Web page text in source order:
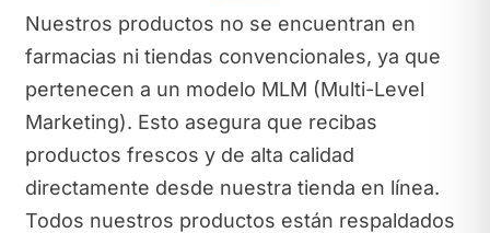
Nuestros productos no se encuentran en
farmacias ni tiendas convencionales, ya que
pertenecen a un modelo MLM (Multi-Level
Marketing). Esto asegura que recibas
productos frescos y de alta calidad
directamente desde nuestra tienda en línea.
Todos nuestros productos están respaldados